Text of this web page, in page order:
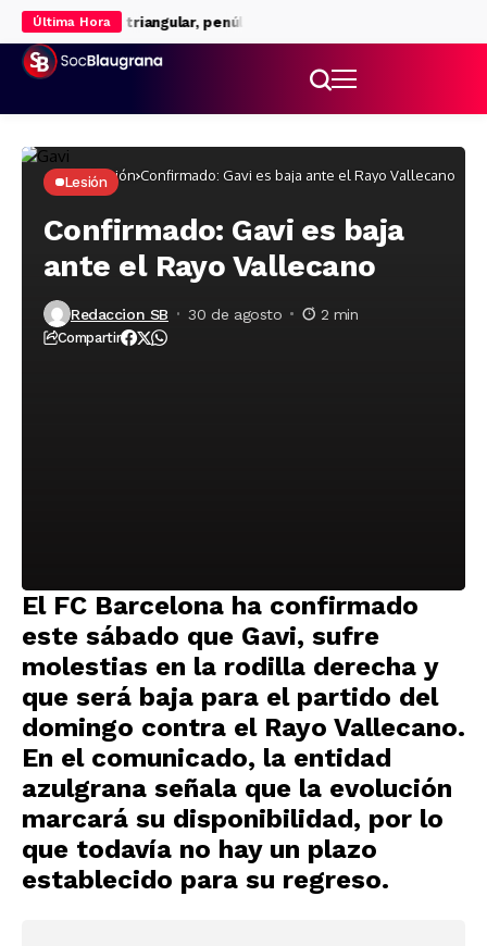
Última HoraEl triangular, penúltima prueba antes del debut
Inicio Lesión Confirmado: Gavi es baja ante el Rayo Vallecano
Lesión
Confirmado: Gavi es baja
ante el Rayo Vallecano
Redaccion SB 30 de agosto 2 min
Compartir
El FC Barcelona ha confirmado
este sábado que Gavi, sufre
molestias en la rodilla derecha y
que será baja para el partido del
domingo contra el Rayo Vallecano.
En el comunicado, la entidad
azulgrana señala que la evolución
marcará su disponibilidad, por lo
que todavía no hay un plazo
establecido para su regreso.